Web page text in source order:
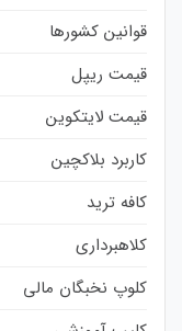
قوانین کشورها
قیمت ریپل
قیمت لایتکوین
کاربرد بلاکچین
کافه ترید
کلاهبرداری
کلوپ نخبگان مالی